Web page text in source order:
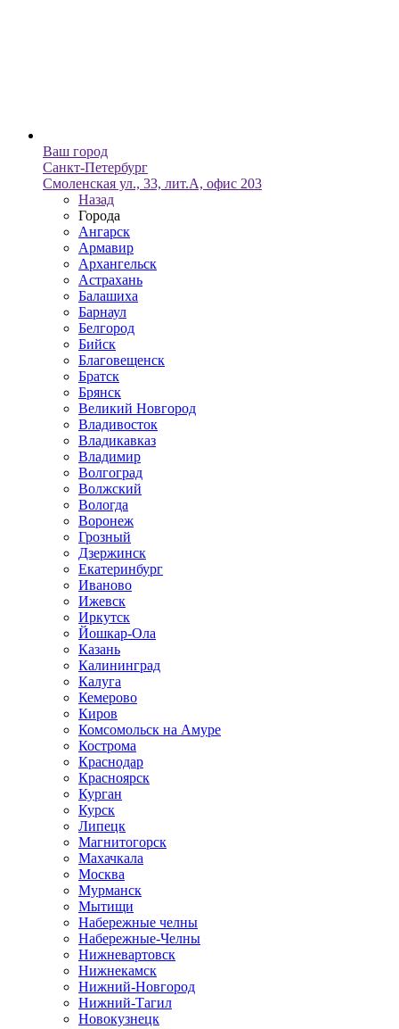
Ваш город
Санкт-Петербург
Смоленская ул., 33, лит.А, офис 203
Назад
Города
Ангарск
Армавир
Архангельск
Астрахань
Балашиха
Барнаул
Белгород
Бийск
Благовещенск
Братск
Брянск
Великий Новгород
Владивосток
Владикавказ
Владимир
Волгоград
Волжский
Вологда
Воронеж
Грозный
Дзержинск
Екатеринбург
Иваново
Ижевск
Иркутск
Йошкар-Ола
Казань
Калининград
Калуга
Кемерово
Киров
Комсомольск на Амуре
Кострома
Краснодар
Красноярск
Курган
Курск
Липецк
Магнитогорск
Махачкала
Москва
Мурманск
Мытищи
Набережные челны
Набережные-Челны
Нижневартовск
Нижнекамск
Нижний-Новгород
Нижний-Тагил
Новокузнецк